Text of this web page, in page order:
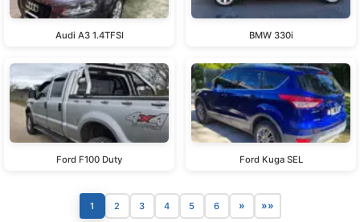
Audi A3 1.4TFSI BMW 330i
Ford F100 Duty Ford Kuga SEL
1 2 3 4 5 6 » »»